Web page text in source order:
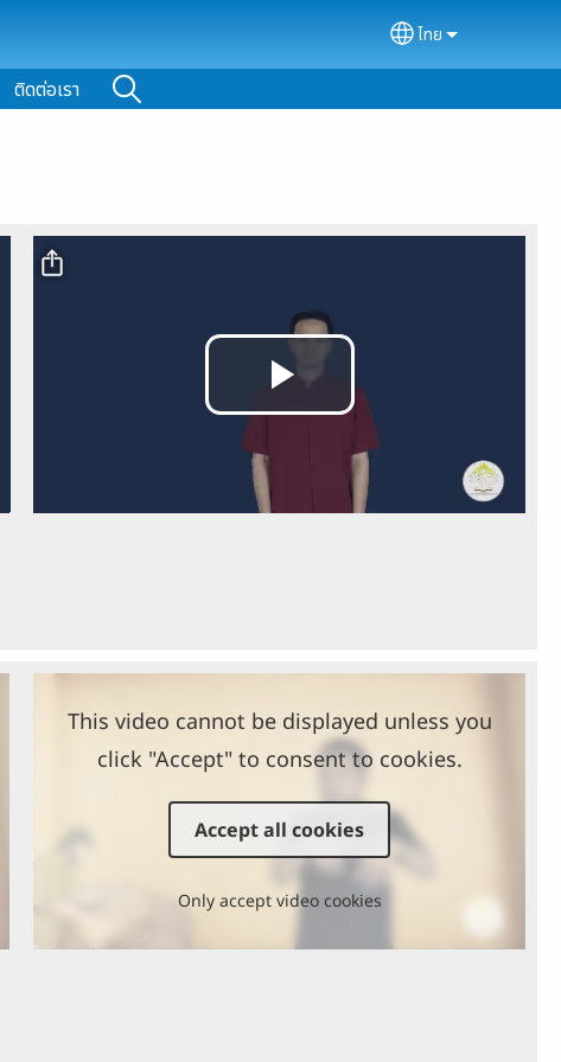
Select your
ไทย
ติดต่อเรา
Video file
Play
Video
This video cannot be displayed unless you
click "Accept" to consent to cookies.
Accept all cookies
Only accept video cookies